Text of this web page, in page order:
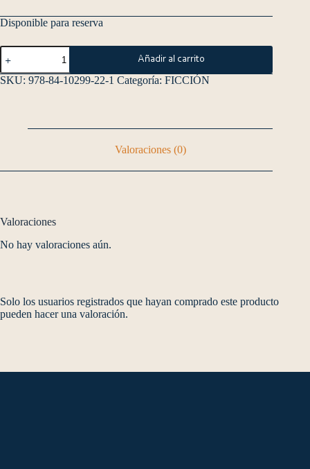
Disponible para reserva
Añadir al carrito
SKU: 978-84-10299-22-1 Categoría: FICCIÓN
Valoraciones (0)
Valoraciones
No hay valoraciones aún.
Solo los usuarios registrados que hayan comprado este producto
pueden hacer una valoración.